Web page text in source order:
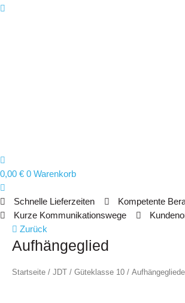
0,00 € 0 Warenkorb
Schnelle Lieferzeiten
Kompetente
Kurze Kommunikationswege
Zurück
Aufhängeglied
Startseite / JDT / Güteklasse 10 /
Aufhängeglied
Menge